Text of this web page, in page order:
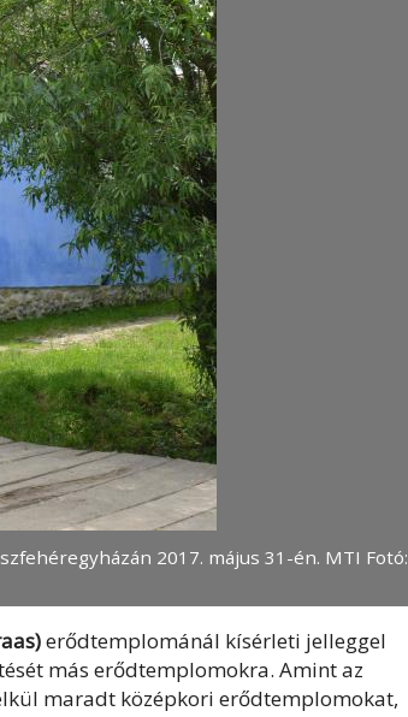
2017. május 31-én. MTI Fotó:
erődtemplománál kísérleti jelleggel
más erődtemplomokra. Amint az
maradt középkori erődtemplomokat,